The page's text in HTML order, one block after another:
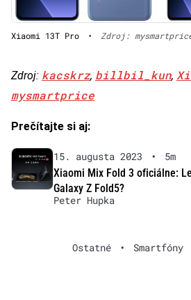
Xiaomi 13T Pro • Zdroj:
Zdroj: kacskrz, billbil_kun,
mysmartprice
Prečítajte si aj:
15. augusta 2023 •
5m
Xiaomi Mix Fold 3 oficiálne:
Galaxy Z Fold5?
Peter Hupka
Ostatné • Smartfóny